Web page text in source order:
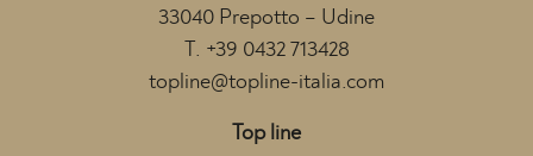
33040 Prepotto – Udine
T. +39 0432 713428
topline@topline-italia.com
Top line